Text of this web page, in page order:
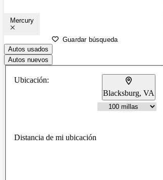
Mercury
Guardar búsqueda
Autos usados
Autos nuevos
Ubicación:
Blacksburg, VA
Distancia de mi ubicación